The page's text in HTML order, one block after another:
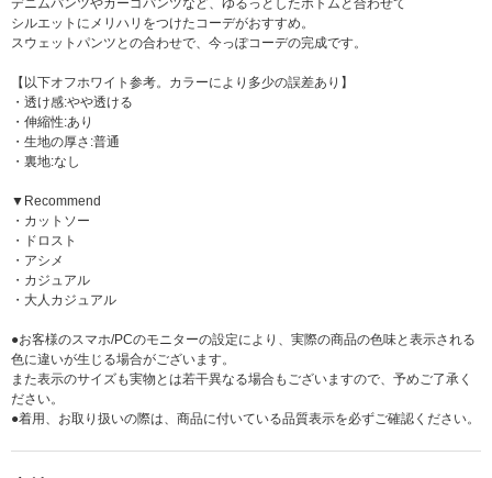
デニムパンツやカーゴパンツなど、ゆるっとしたボトムと合わせて
シルエットにメリハリをつけたコーデがおすすめ。
スウェットパンツとの合わせで、今っぽコーデの完成です。
【以下オフホワイト参考。カラーにより多少の誤差あり】
・透け感:やや透ける
・伸縮性:あり
・生地の厚さ:普通
・裏地:なし
▼Recommend
・カットソー
・ドロスト
・アシメ
・カジュアル
・大人カジュアル
●お客様のスマホ/PCのモニターの設定により、実際の商品の色味と表示される
色に違いが生じる場合がございます。
また表示のサイズも実物とは若干異なる場合もございますので、予めご了承く
ださい。
●着用、お取り扱いの際は、商品に付いている品質表示を必ずご確認ください。